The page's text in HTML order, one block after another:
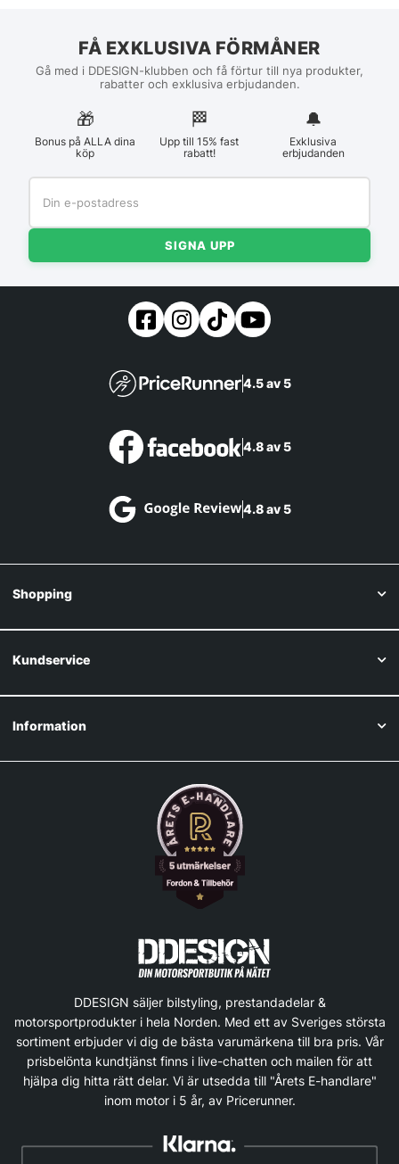
FÅ EXKLUSIVA FÖRMÅNER
Gå med i DDESIGN-klubben och få förtur till nya produkter,
rabatter och exklusiva erbjudanden.
🎁
Bonus på ALLA dina
köp
🏁︎
Upp till 15% fast
rabatt!
🔔
Exklusiva
erbjudanden
SIGNA UPP
4.5 av 5
4.8 av 5
4.8 av 5
Shopping
Kundservice
Information
DDESIGN säljer bilstyling, prestandadelar &
motorsportprodukter i hela Norden. Med ett av Sveriges största
sortiment erbjuder vi dig de bästa varumärkena till bra pris. Vår
prisbelönta kundtjänst finns i live-chatten och mailen för att
hjälpa dig hitta rätt delar. Vi är utsedda till "Årets E-handlare"
inom motor i 5 år, av Pricerunner.